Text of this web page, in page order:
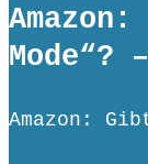
Mode“?
Amazon: